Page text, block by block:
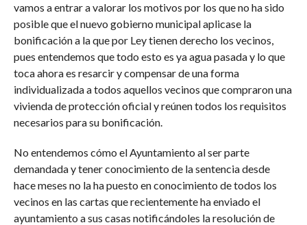
vamos a entrar a valorar los motivos por los que no ha sido
posible que el nuevo gobierno municipal aplicase la
bonificación a la que por Ley tienen derecho los vecinos,
pues entendemos que todo esto es ya agua pasada y lo que
toca ahora es resarcir y compensar de una forma
individualizada a todos aquellos vecinos que compraron una
vivienda de protección oficial y reúnen todos los requisitos
necesarios para su bonificación.
No entendemos cómo el Ayuntamiento al ser parte
demandada y tener conocimiento de la sentencia desde
hace meses no la ha puesto en conocimiento de todos los
vecinos en las cartas que recientemente ha enviado el
ayuntamiento a sus casas notificándoles la resolución de